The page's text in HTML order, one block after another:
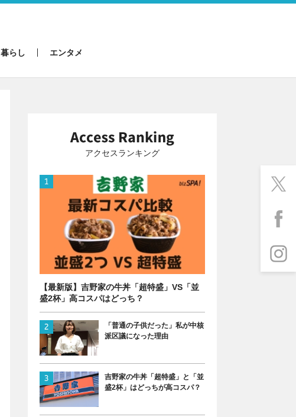
暮らし エンタメ
アクセスランキング
【最新版】吉野家の牛丼「超特盛」VS「並
盛2杯」高コスパはどっち？
「普通の子供だった」私が中核
派区議になった理由
吉野家の牛丼「超特盛」と「並
盛2杯」はどっちが高コスパ？